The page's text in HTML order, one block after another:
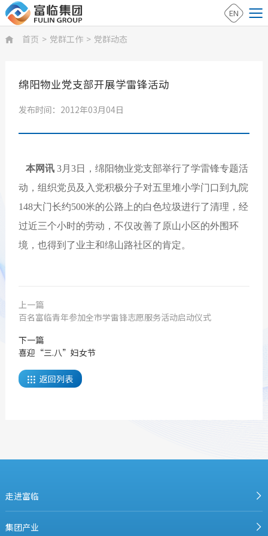
EN
 首页 > 党群工作 > 党群动态
绵阳物业党支部开展学雷锋活动
发布时间：2012年03月04日
本网讯 3月3日，绵阳物业党支部举行了学雷锋专题活
动，组织党员及入党积极分子对五里堆小学门口到九院
148大门长约500米的公路上的白色垃圾进行了清理，经
过近三个小时的劳动，不仅改善了原山小区的外围环
境，也得到了业主和绵山路社区的肯定。
上一篇
百名富临青年参加全市学雷锋志愿服务活动启动仪式
下一篇
喜迎“三.八”妇女节
 返回列表
走进富临
集团产业